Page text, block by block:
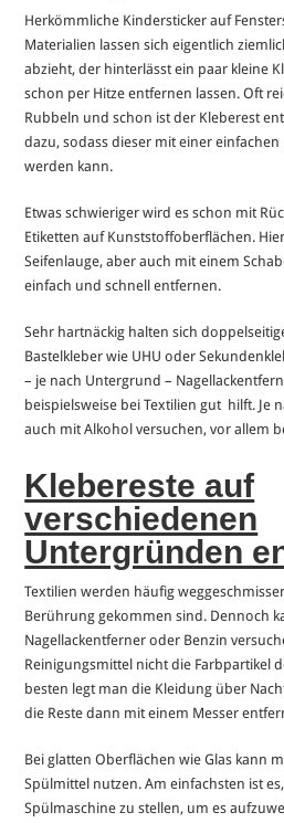
Herkömmliche Kindersticker auf
Materialien lassen sich eigentlich
abzieht, der hinterlässt ein paar kleine
schon per Hitze entfernen lassen. Oft
Rubbeln und schon ist der Kleberest
dazu, sodass dieser mit einer einfachen
werden kann.
Etwas schwieriger wird es schon mit
Etiketten auf Kunststoffoberflächen.
Seifenlauge, aber auch mit einem
einfach und schnell entfernen.
Sehr hartnäckig halten sich
Bastelkleber wie UHU oder
– je nach Untergrund –
beispielsweise bei Textilien gut hilft. Je
auch mit Alkohol versuchen, vor allem
Klebereste auf
verschiedenen
Untergründen
Textilien werden häufig
Berührung gekommen sind. Dennoch
Nagellackentferner oder Benzin
Reinigungsmittel nicht die Farbpartikel
besten legt man die Kleidung über
die Reste dann mit einem Messer
Bei glatten Oberflächen wie Glas kann
Spülmittel nutzen. Am einfachsten ist
Spülmaschine zu stellen, um es